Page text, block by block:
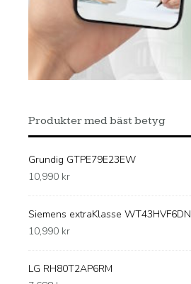
Produkter med bäst betyg
Grundig GTPE79E23EW
10,990 kr
Siemens extraKlasse WT43HVF6DN
10,990 kr
LG RH80T2AP6RM